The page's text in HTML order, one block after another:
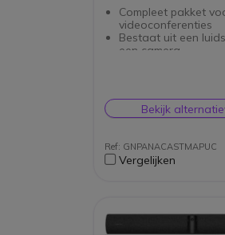
Compleet pakket
videoconferenties
Bestaat uit een
een camera
functies
UC (Unified
Geïntegreerde
gemakkelijk te
Bekijk
Ref: GNPANACASTMAPUC
Vergelijken